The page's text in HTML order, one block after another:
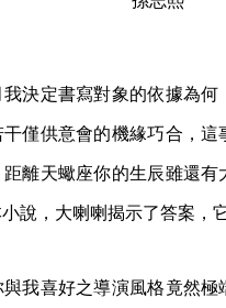
決定書寫對象的依據為何
僅供意會的機緣巧合，
離天蠍座你的生辰雖還
說，大喇喇揭示了答案，
我喜好之導演風格竟然